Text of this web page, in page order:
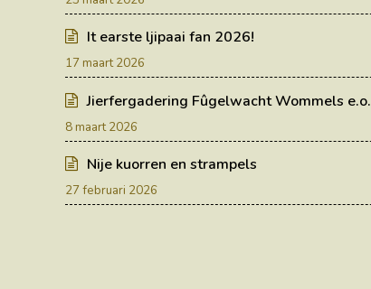
It earste ljipaai fan 2026!
17 maart 2026
Jierfergadering Fûgelwacht Wommels e.o.
8 maart 2026
Nije kuorren en strampels
27 februari 2026